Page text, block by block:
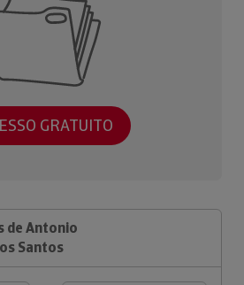
GRATUITO
de Antonio
Santos